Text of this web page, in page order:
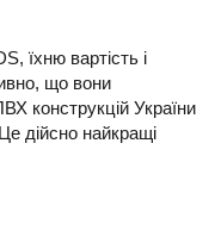
їхню вартість і
що вони
конструкцій України
дійсно найкращі